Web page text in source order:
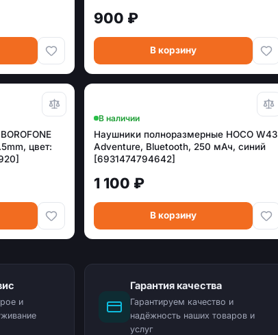
900 ₽
В корзину
цвет:
В наличии
Наушники полноразмерные HOCO W43
Adventure, Bluetooth, 250 мАч, синий
[6931474794642]
1 100 ₽
В корзину
и
Гарантия качества
Гарантируем качество и
надёжность наших товаров и
услуг